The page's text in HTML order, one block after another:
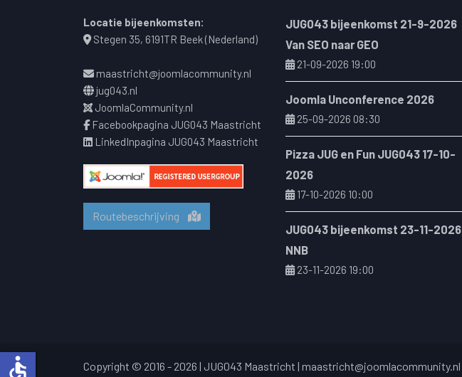
Locatie bijeenkomsten:
Stegen 35, 6191TR Beek (Nederland)
maastricht@joomlacommunity.nl
jug043.nl
JoomlaCommunity.nl
Facebookpagina JUG043 Maastricht
LinkedInpagina JUG043 Maastricht
Routebeschrijving
JUG043 bijeenkomst 21-9-2026
Van SEO naar GEO
21-09-2026 19:00
Joomla Unconference 2026
25-09-2026 08:30
Pizza JUG en Fun JUG043 17-10-
2026
17-10-2026 10:00
JUG043 bijeenkomst 23-11-2026
NNB
23-11-2026 19:00
Copyright © 2016 - 2026 | JUG043 Maastricht | maastricht@joomlacommunity.nl
accessible